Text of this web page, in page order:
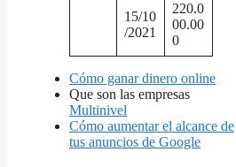
15/10
/2021
220.0
00.00
0
Cómo ganar dinero online
Que son las empresas
Multinivel
Cómo aumentar el alcance de
tus anuncios de Google